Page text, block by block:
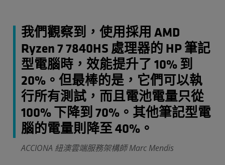
我們觀察到，使用採用 AMD
Ryzen 7 7840HS 處理器的 HP 筆記
型電腦時，效能提升了 10% 到
20%。但最棒的是，它們可以執
行所有測試，而且電池電量只從
100% 下降到 70%。其他筆記型電
腦的電量則降至 40%。
ACCIONA 紐澳雲端服務架構師 Marc Mendis